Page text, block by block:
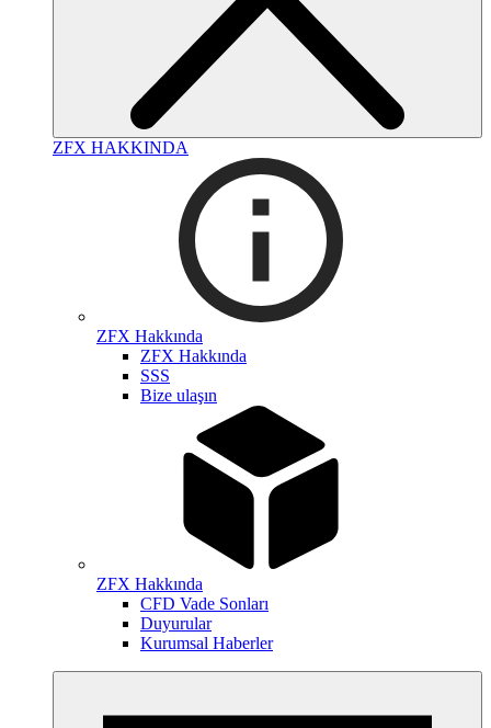
ZFX HAKKINDA
ZFX Hakkında
ZFX Hakkında
SSS
Bize ulaşın
ZFX Hakkında
CFD Vade Sonları
Duyurular
Kurumsal Haberler